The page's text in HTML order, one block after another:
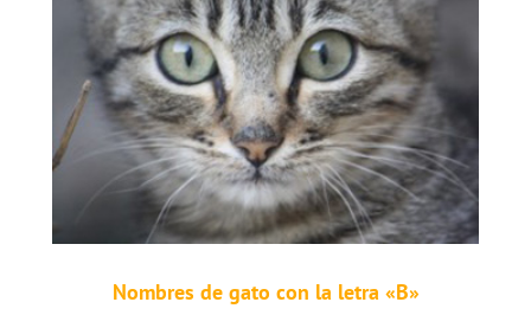
Nombres de gato con la letra «B»